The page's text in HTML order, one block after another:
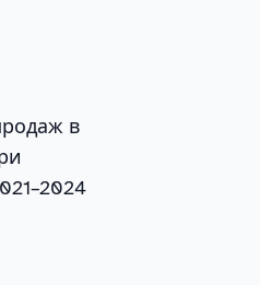
в